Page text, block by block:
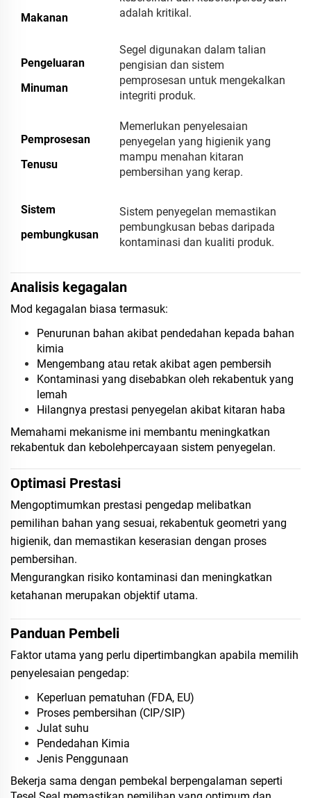
Makanan
adalah kritikal.
Pengeluaran
Minuman
Segel digunakan dalam talian
pengisian dan sistem
pemprosesan untuk mengekalkan
integriti produk.
Pemprosesan
Tenusu
Memerlukan penyelesaian
penyegelan yang higienik yang
mampu menahan kitaran
pembersihan yang kerap.
Sistem
pembungkusan
Sistem penyegelan memastikan
pembungkusan bebas daripada
kontaminasi dan kualiti produk.
Analisis kegagalan
Mod kegagalan biasa termasuk:
Penurunan bahan akibat pendedahan kepada bahan
kimia
Mengembang atau retak akibat agen pembersih
Kontaminasi yang disebabkan oleh rekabentuk yang
lemah
Hilangnya prestasi penyegelan akibat kitaran haba
Memahami mekanisme ini membantu meningkatkan
rekabentuk dan kebolehpercayaan sistem penyegelan.
Optimasi Prestasi
Mengoptimumkan prestasi pengedap melibatkan
pemilihan bahan yang sesuai, rekabentuk geometri yang
higienik, dan memastikan keserasian dengan proses
pembersihan.
Mengurangkan risiko kontaminasi dan meningkatkan
ketahanan merupakan objektif utama.
Panduan Pembeli
Faktor utama yang perlu dipertimbangkan apabila memilih
penyelesaian pengedap:
Keperluan pematuhan (FDA, EU)
Proses pembersihan (CIP/SIP)
Julat suhu
Pendedahan Kimia
Jenis Penggunaan
Bekerja sama dengan pembekal berpengalaman seperti